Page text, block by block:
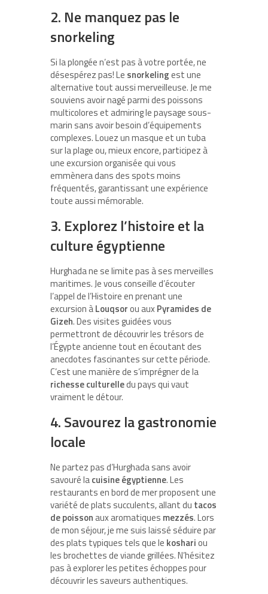
2. Ne manquez pas le
snorkeling
Si la plongée n’est pas à votre portée, ne
désespérez pas! Le snorkelingest une
alternative tout aussi merveilleuse. Je me
souviens avoir nagé parmi des poissons
multicolores et admiring le paysage sous-
marin sans avoir besoin d’équipements
complexes. Louez un masque et un tuba
sur la plage ou, mieux encore, participez à
une excursion organisée qui vous
emmènera dans des spots moins
fréquentés, garantissant une expérience
toute aussi mémorable.
3. Explorez l’histoire et la
culture égyptienne
Hurghada ne se limite pas à ses merveilles
maritimes. Je vous conseille d’écouter
l’appel de l’Histoire en prenant une
excursion àLouqsorou auxPyramides de
Gizeh. Des visites guidées vous
permettront de découvrir les trésors de
l’Égypte ancienne tout en écoutant des
anecdotes fascinantes sur cette période.
C’est une manière de s’imprégner de la
richesse culturelledu pays qui vaut
vraiment le détour.
4. Savourez la gastronomie
locale
Ne partez pas d’Hurghada sans avoir
savouré lacuisine égyptienne. Les
restaurants en bord de mer proposent une
variété de plats succulents, allant du tacos
de poisson aux aromatiques mezzés. Lors
de mon séjour, je me suis laissé séduire par
des plats typiques tels que le koshariou
les brochettes de viande grillées. N’hésitez
pas à explorer les petites échoppes pour
découvrir les saveurs authentiques.